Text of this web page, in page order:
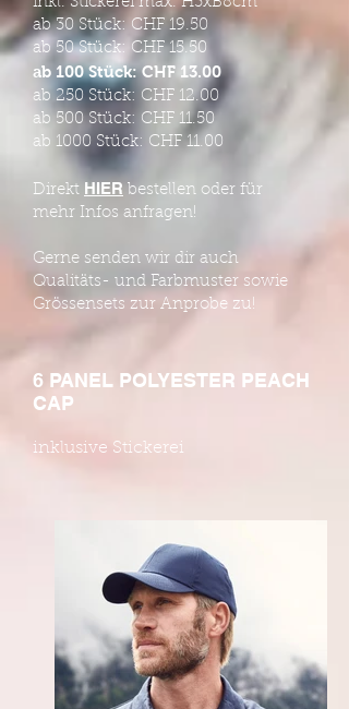
ab 30 Stück: CHF 19.50
ab 50 Stück: CHF 15.50
ab 100 Stück: CHF 13.00
ab 250 Stück: CHF 12.00
ab 500 Stück: CHF 11.50
ab 1000 Stück: CHF 11.00
Direkt HIER bestellen oder für
mehr Infos anfragen!
Gerne senden wir dir auch
Qualitäts- und Farbmuster sowie
Grössensets zur Anprobe zu!
6 PANEL POLYESTER PEACH
CAP
inklusive Stickerei